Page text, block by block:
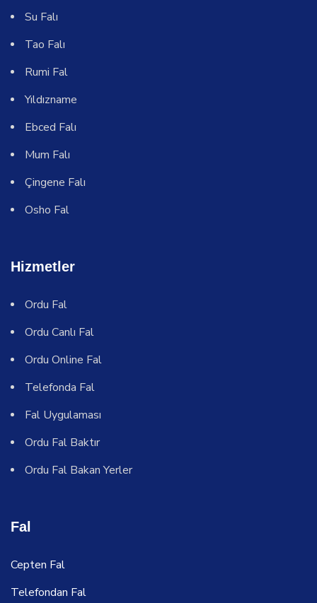
Su Falı
Tao Falı
Rumi Fal
Yıldızname
Ebced Falı
Mum Falı
Çingene Falı
Osho Fal
Hizmetler
Ordu Fal
Ordu Canlı Fal
Ordu Online Fal
Telefonda Fal
Fal Uygulaması
Ordu Fal Baktır
Ordu Fal Bakan Yerler
Fal
Cepten Fal
Telefondan Fal